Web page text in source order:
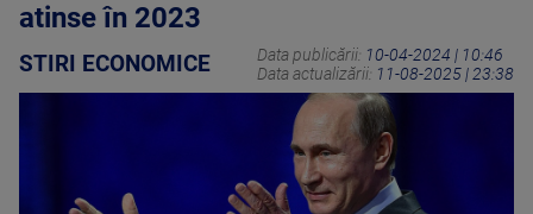
atinse în 2023
STIRI ECONOMICE Data publicării: 10-04-2024 | 10:46
Data actualizării: 11-08-2025 | 23:38